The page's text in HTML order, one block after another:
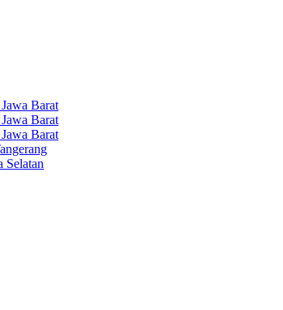
Barat
Barat
Barat
Selatan